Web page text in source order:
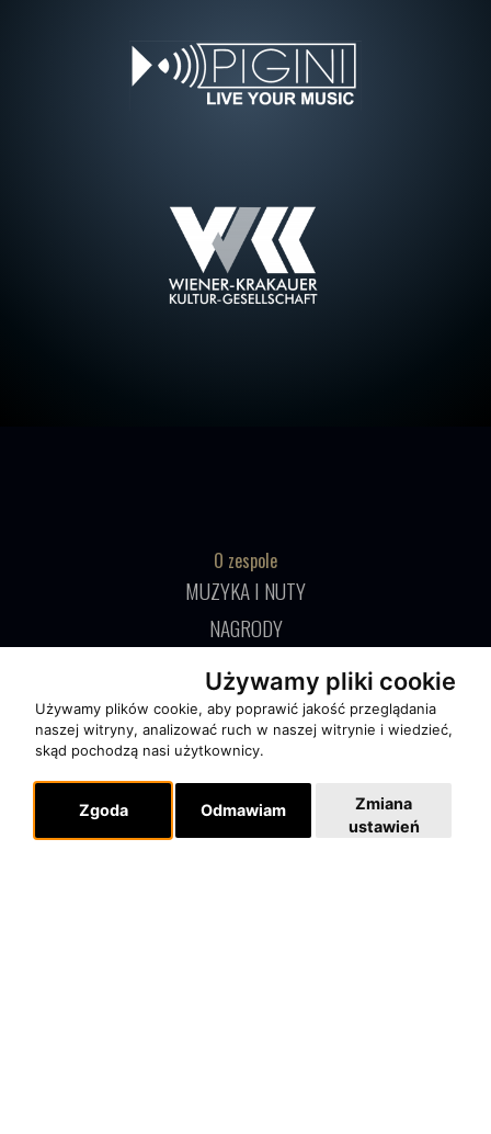
Używamy pliki cookie
Używamy plików cookie, aby poprawić jakość przeglądania
naszej witryny, analizować ruch w naszej witrynie i wiedzieć,
skąd pochodzą nasi użytkownicy.
Zgoda Odmawiam
Zmiana
ustawień
O zespole
MUZYKA I NUTY
NAGRODY
RECENZJE
Pomoc
KONTAKT
POLITYKA PRYWATNOŚCI